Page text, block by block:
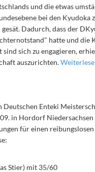
und die etwas
bei den Kyudoka
Dadurch, dass der
hatte und die
sich zu engagieren,
auszurichten.
Deutschen Enteki
in Hordorf Niedersachsen
für einen
Stier) mit 35/60